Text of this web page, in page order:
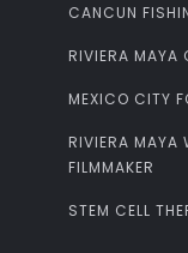
CANCUN
RIVIERA MAYA
MEXICO CITY
RIVIERA MAYA
FILMMAKER
STEM CELL